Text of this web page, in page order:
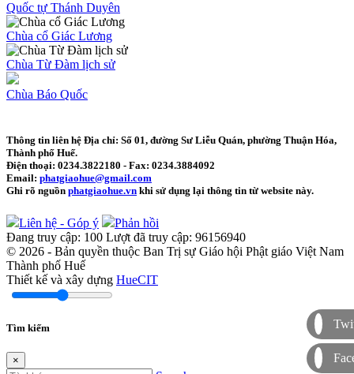
Quốc tự Thánh Duyên
Chùa cổ Giác Lương
Chùa Từ Đàm lịch sử
Chùa Báo Quốc
Thông tin liên hệ Địa chỉ: Số 01, đường Sư Liễu Quán, phường Thuận Hóa,
Thành phố Huế.
Điện thoại: 0234.3822180 - Fax: 0234.3884092
Email: phatgiaohue@gmail.com
Ghi rõ nguồn phatgiaohue.vn khi sử dụng lại thông tin từ website này.
Liên hệ - Góp ý
Phản hồi
Đang truy cập: 100 Lượt đã truy cập: 96156940
© 2026 - Bản quyền thuộc Ban Trị sự Giáo hội Phật giáo Việt Nam
Thành phố Huế
Thiết kế và xây dựng HueCIT
Tìm kiếm
×